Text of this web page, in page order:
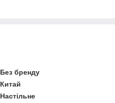
Без бренду
Китай
Настільне